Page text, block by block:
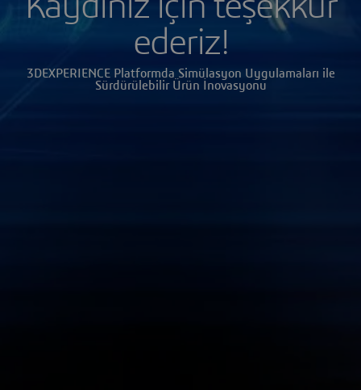
ederiz!
3DEXPERIENCE Platformda Simülasyon Uygulamaları ile
Sürdürülebilir Ürün İnovasyonu